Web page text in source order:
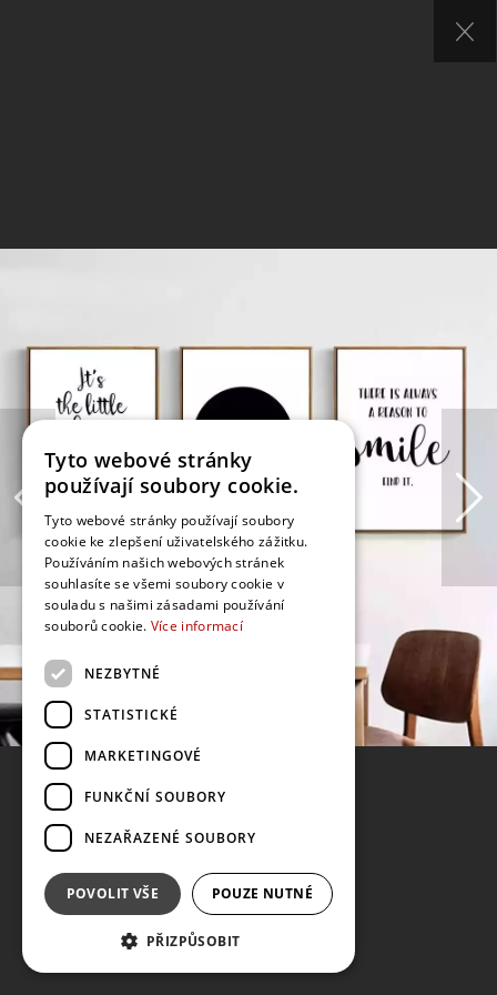
Tyto webové stránky
používají soubory cookie.
Tyto webové stránky používají soubory
cookie ke zlepšení uživatelského zážitku.
Používáním našich webových stránek
souhlasíte se všemi soubory cookie v
souladu s našimi zásadami používání
souborů cookie. Více informací
NEZBYTNÉ
STATISTICKÉ
MARKETINGOVÉ
FUNKČNÍ SOUBORY
NEZAŘAZENÉ SOUBORY
POVOLIT VŠE POUZE NUTNÉ
PŘIZPŮSOBIT